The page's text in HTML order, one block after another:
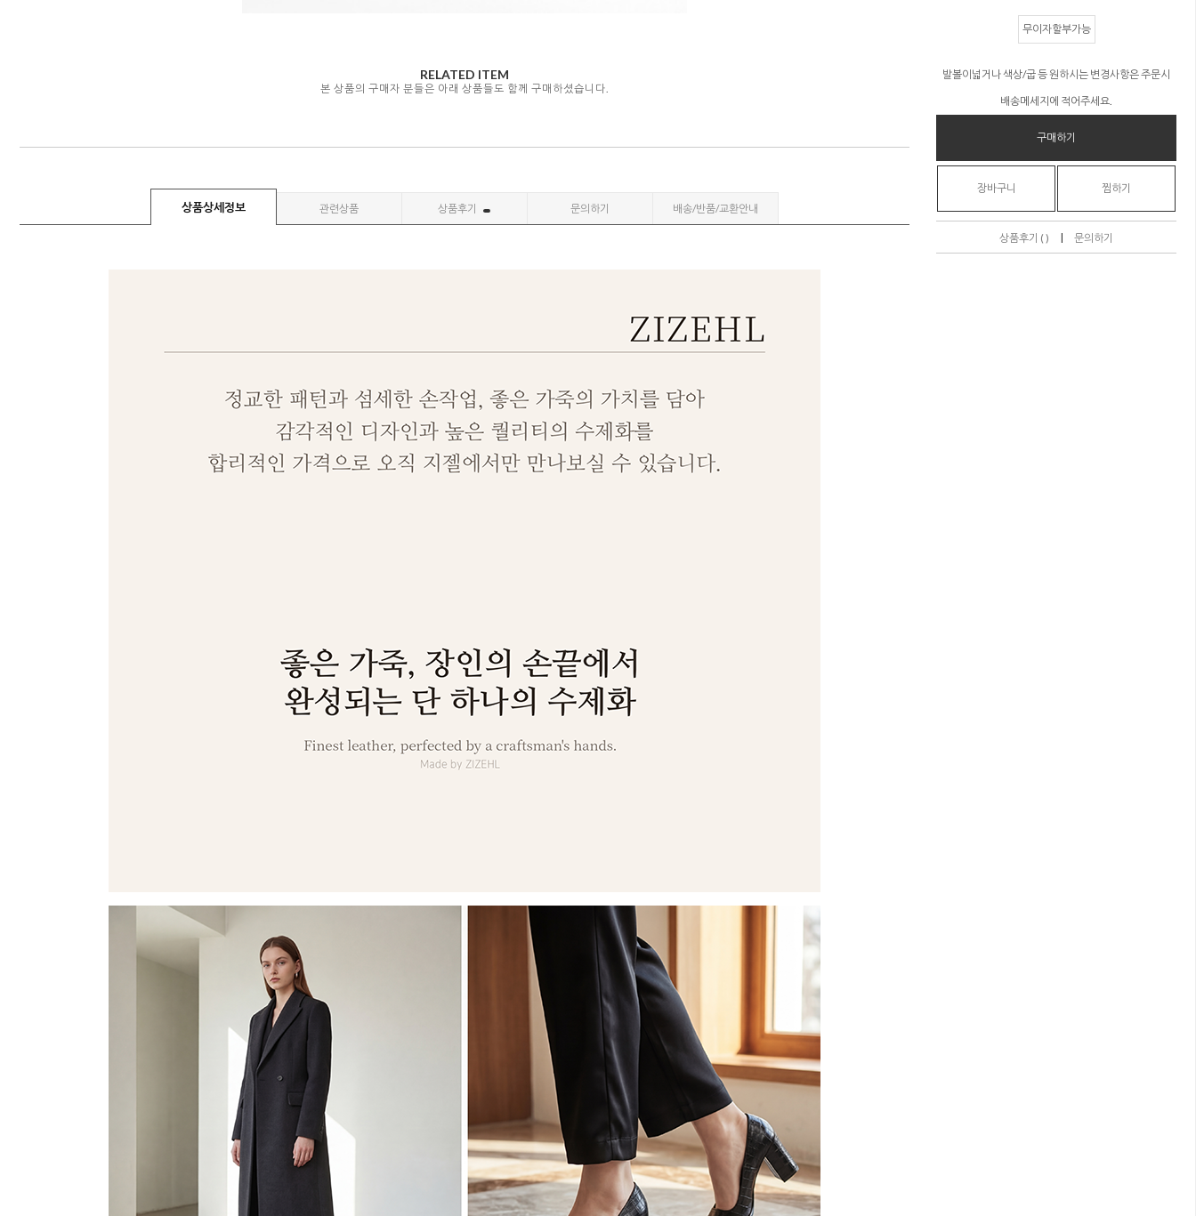
RELATED ITEM
본 상품의 구매자 분들은 아래 상품들도 함께 구매하셨습니다.
상품상세정보 관련상품 상품후기 문의하기 배송/반품/교환안내
무이자할부가능
발볼이넓거나 색상/굽 등 원하시는 변경사항은 주문시
배송메세지에 적어주세요.
구매하기
장바구니 찜하기
상품후기 ( ) | 문의하기